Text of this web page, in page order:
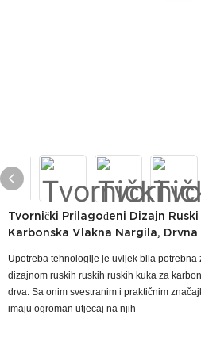
Tvornički Prilagođeni Dizajn Ruski
Karbonska Vlakna Nargila, Drvna
Upotreba tehnologije je uvijek bila
dizajnom ruskih ruskih ruskih kuka za
drva. Sa onim svestranim i praktičnim
imaju ogroman utjecaj na njih